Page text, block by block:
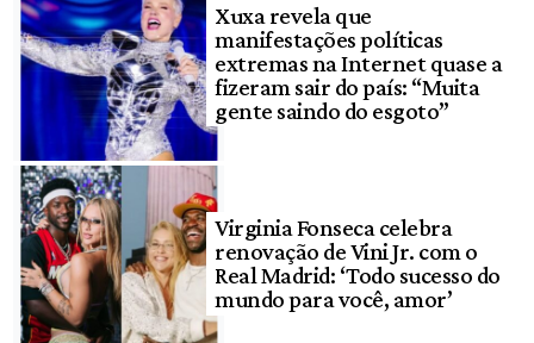
Xuxa revela que
manifestações políticas
extremas na Internet quase a
fizeram sair do país: “Muita
gente saindo do esgoto”
Virginia Fonseca celebra
renovação de Vini Jr. com o
Real Madrid: ‘Todo sucesso do
mundo para você, amor’